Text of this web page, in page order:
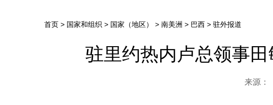
首页 > 国家和组织 > 国家（地区） > 南美洲 > 巴西 > 驻外报道
驻里约热内卢总领事
来源：